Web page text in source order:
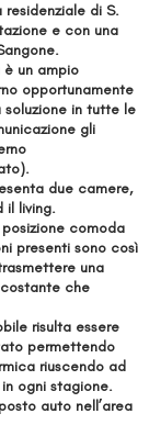
residenziale di S.
e con una
un ampio
opportunamente
in tutte le
gli
due camere,
il living.
comoda
presenti sono così
una
che
risulta essere
permettendo
riuscendo ad
ogni stagione.
auto nell’area